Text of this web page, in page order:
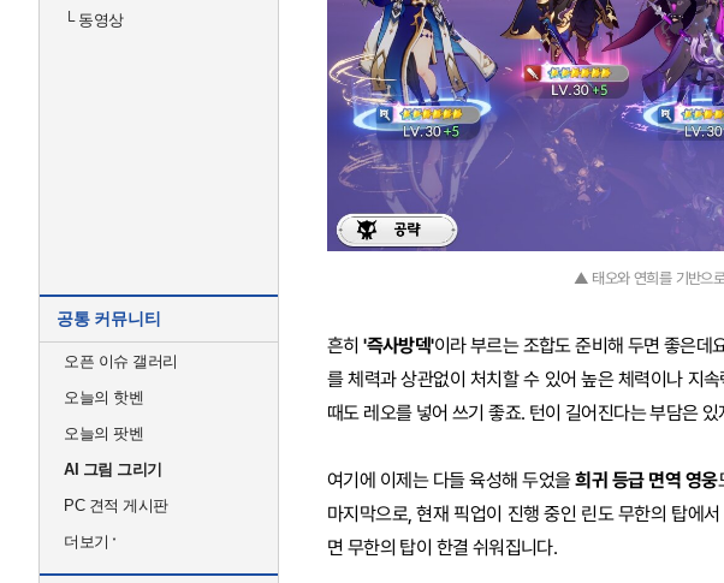
└동영상
공통 커뮤니티
오픈 이슈 갤러리
오늘의 핫벤
오늘의 팟벤
AI 그림 그리기
PC 견적 게시판
더보기
▲ 태오와 연희를 기반으
흔히'즉사방덱'이라 부르는 조합도 준비해 두면 좋은데
를 체력과 상관없이 처치할 수 있어 높은 체력이나 지
때도 레오를 넣어 쓰기 좋죠. 턴이 길어진다는 부담은
여기에 이제는 다들 육성해 두었을희귀 등급 면역 영웅
마지막으로, 현재 픽업이 진행 중인 린도 무한의 탑에
면 무한의 탑이 한결 쉬워집니다.